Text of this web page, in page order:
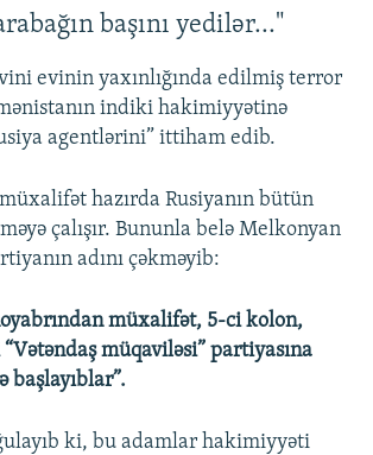
başını yedilər..."
evinin yaxınlığında edilmiş terror
indiki hakimiyyətinə
agentlərini” ittiham edib.
hazırda Rusiyanın bütün
çalışır. Bununla belə Melkonyan
adını çəkməyib:
müxalifət, 5-ci kolon,
müqaviləsi” partiyasına
başlayıblar”.
ki, bu adamlar hakimiyyəti